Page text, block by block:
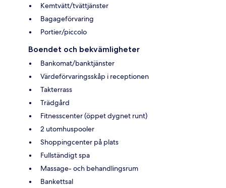
Kemtvätt/tvättjänster
Bagageförvaring
Portier/piccolo
Boendet och bekvämligheter
Bankomat/banktjänster
Värdeförvaringsskåp i receptionen
Takterrass
Trädgård
Fitnesscenter (öppet dygnet runt)
2 utomhuspooler
Shoppingcenter på plats
Fullständigt spa
Massage- och behandlingsrum
Bankettsal